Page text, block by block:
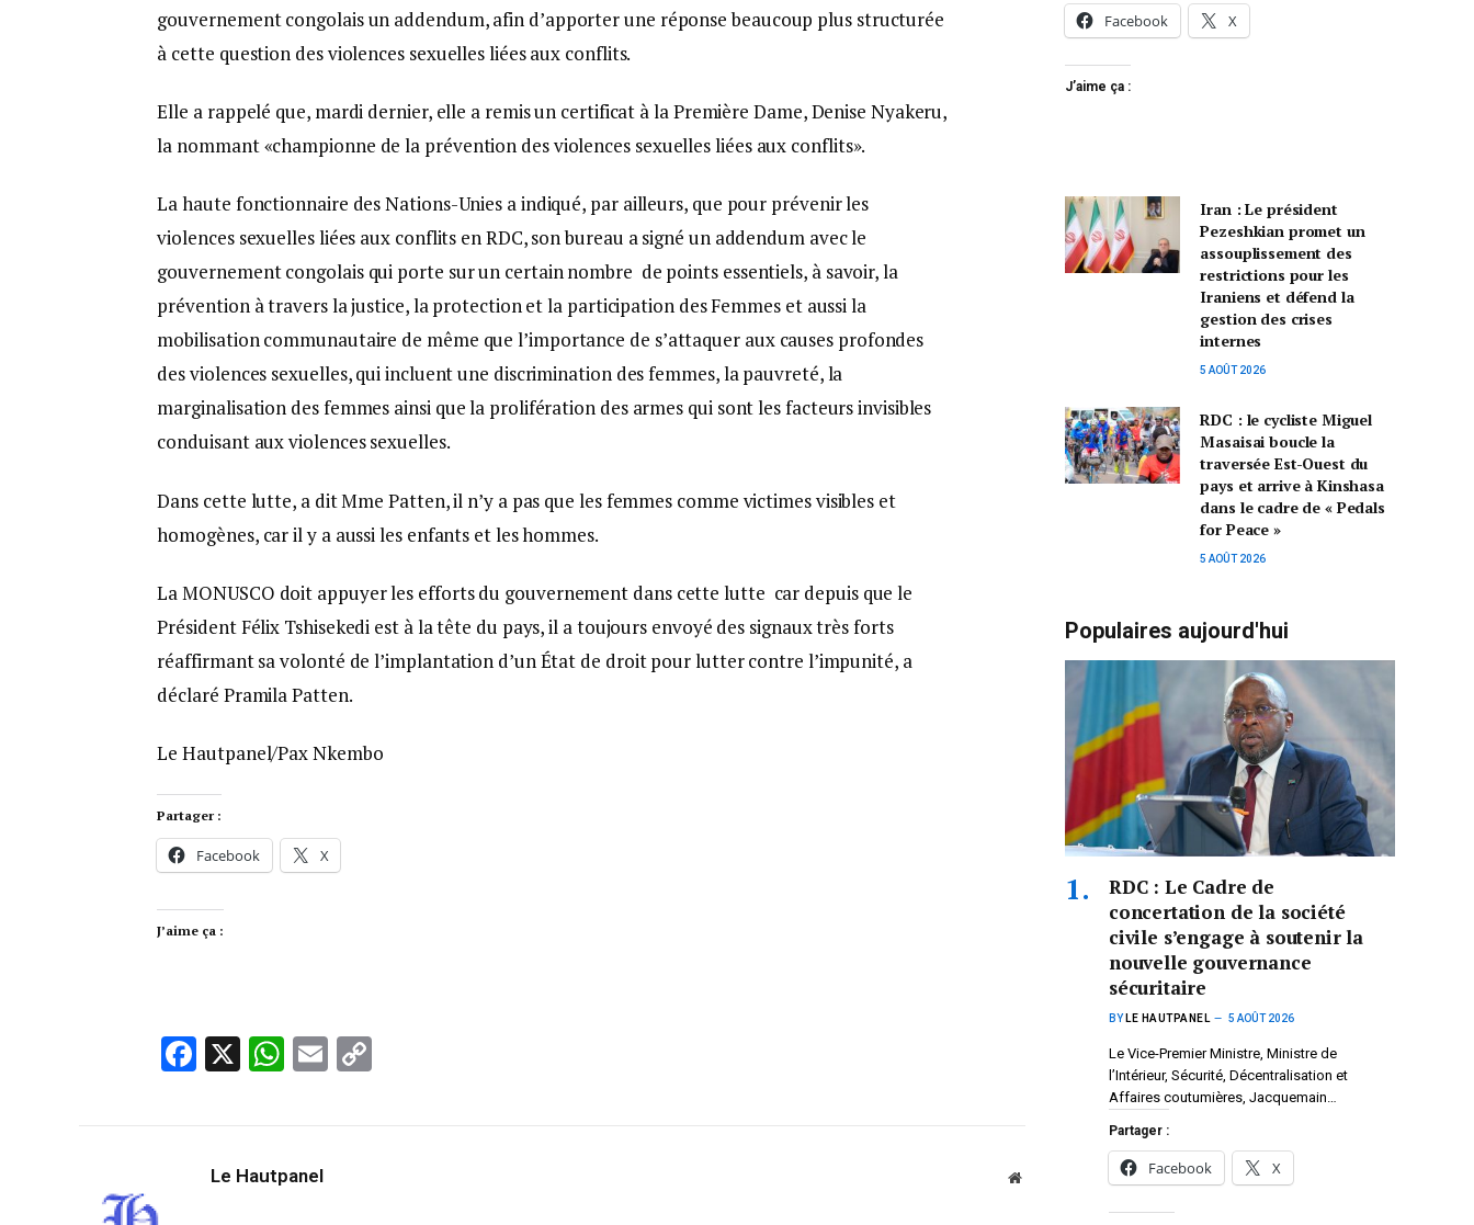
gouvernement congolais un addendum, afin d’apporter une réponse beaucoup plus structurée
à cette question des violences sexuelles liées aux conflits.
Elle a rappelé que, mardi dernier, elle a remis un certificat à la Première Dame, Denise Nyakeru,
la nommant «championne de la prévention des violences sexuelles liées aux conflits».
La haute fonctionnaire des Nations-Unies a indiqué, par ailleurs, que pour prévenir les
violences sexuelles liées aux conflits en RDC, son bureau a signé un addendum avec le
gouvernement congolais qui porte sur un certain nombre de points essentiels, à savoir, la
prévention à travers la justice, la protection et la participation des Femmes et aussi la
mobilisation communautaire de même que l’importance de s’attaquer aux causes profondes
des violences sexuelles, qui incluent une discrimination des femmes, la pauvreté, la
marginalisation des femmes ainsi que la prolifération des armes qui sont les facteurs invisibles
conduisant aux violences sexuelles.
Dans cette lutte, a dit Mme Patten, il n’y a pas que les femmes comme victimes visibles et
homogènes, car il y a aussi les enfants et les hommes.
La MONUSCO doit appuyer les efforts du gouvernement dans cette lutte car depuis que le
Président Félix Tshisekedi est à la tête du pays, il a toujours envoyé des signaux très forts
réaffirmant sa volonté de l’implantation d’un État de droit pour lutter contre l’impunité, a
déclaré Pramila Patten.
Le Hautpanel/Pax Nkembo
Partager :
Facebook X
J’aime ça :
Facebook
X WhatsApp
Email
Le Hautpanel Website
Facebook X
J’aime ça :
Iran : Le président
Pezeshkian promet un
assouplissement des
restrictions pour les
Iraniens et défend la
gestion des crises
internes
5 AOÛT 2026
RDC : le cycliste Miguel
Masaisai boucle la
traversée Est-Ouest du
pays et arrive à Kinshasa
dans le cadre de « Pedals
for Peace »
5 AOÛT 2026
Populaires aujourd'hui
RDC : Le Cadre de
concertation de la société
civile s’engage à soutenir la
nouvelle gouvernance
sécuritaire
BY LE HAUTPANEL 5 AOÛT 2026
Le Vice-Premier Ministre, Ministre de
l’Intérieur, Sécurité, Décentralisation et
Affaires coutumières, Jacquemain…
Partager :
Facebook X